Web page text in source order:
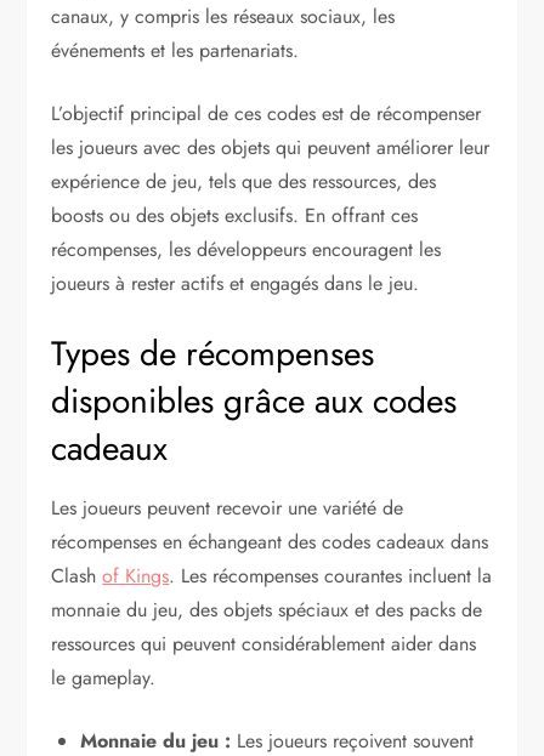
canaux, y compris les réseaux sociaux, les
événements et les partenariats.
L’objectif principal de ces codes est de récompenser
les joueurs avec des objets qui peuvent améliorer leur
expérience de jeu, tels que des ressources, des
boosts ou des objets exclusifs. En offrant ces
récompenses, les développeurs encouragent les
joueurs à rester actifs et engagés dans le jeu.
Types de récompenses
disponibles grâce aux codes
cadeaux
Les joueurs peuvent recevoir une variété de
récompenses en échangeant des codes cadeaux dans
Clashof Kings. Les récompenses courantes incluent la
monnaie du jeu, des objets spéciaux et des packs de
ressources qui peuvent considérablement aider dans
le gameplay.
Monnaie du jeu : Les joueurs reçoivent souvent